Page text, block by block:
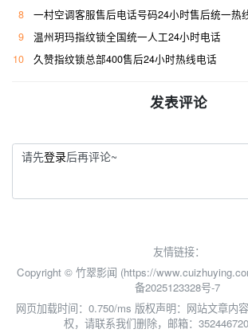
8
一村空调客服售后电话号码24小时售后统一热
9
温州玥玛指纹锁全国统一人工24小时电话
10
久赞指纹锁总部400售后24小时热线电话
发表评论
请先登录后再评论~
友情链接：
Copyright © 竹翠影闻 (https://
备2025123328号-7
网页加载时间：0.750/ms 版权声明：网站文章内
权，请联系我们删除，邮箱：